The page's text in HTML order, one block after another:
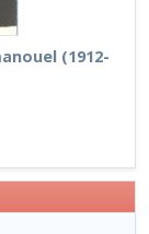
(1912-